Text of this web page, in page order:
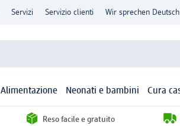
Servizi Servizio clienti Wir sprechen Deutsch
Alimentazione Neonati e bambini Cura
Reso facile e gratuito